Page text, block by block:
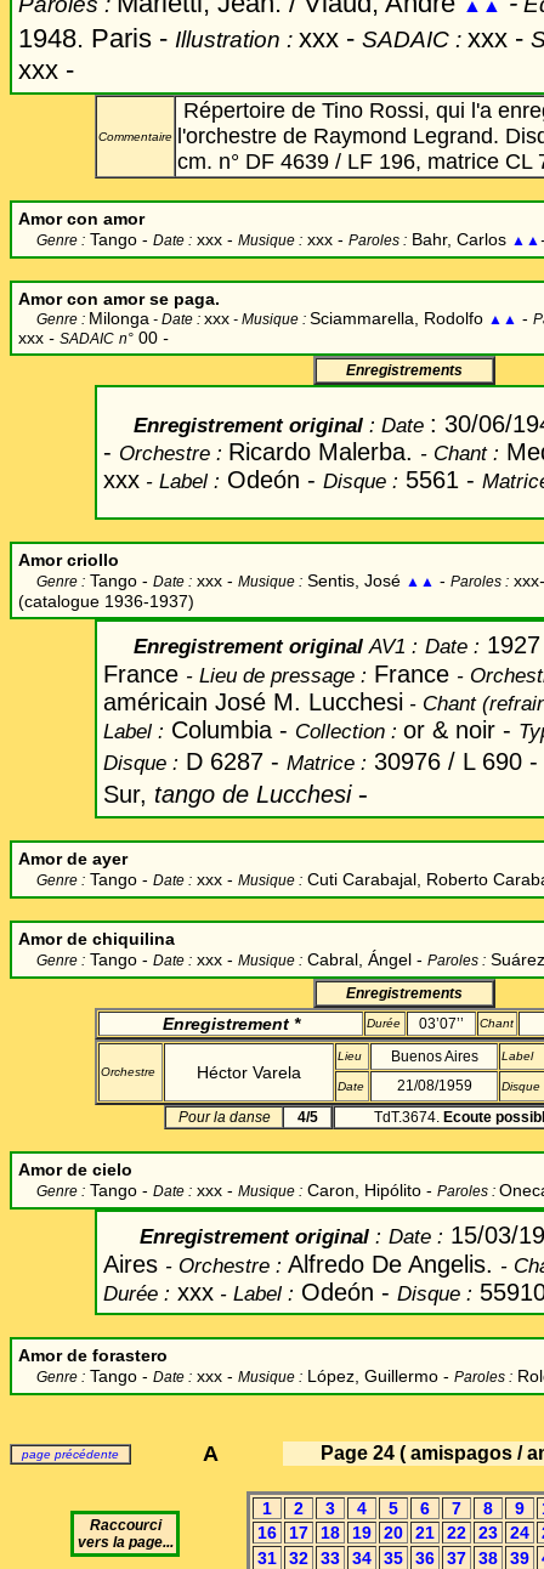
▲▲
1948. Paris - Illustration : xxx - SADAIC : xxx -
xxx -
Commentaire
Répertoire de Tino Rossi, qui l'a
l'orchestre de Raymond Legrand.
cm. n° DF 4639 / LF 196, matrice CL
Amor con amor
Genre : Tango - Date : xxx - Musique : xxx - Paroles : Bahr, Carlos ▲▲
Amor con amor se paga.
Genre : Milonga - Date : xxx - Musique : Sciammarella, Rodolfo ▲▲ -
xxx - SADAIC n° 00 -
Enregistrements
Enregistrement original : Date : 30/06/
- Orchestre : Ricardo Malerba. - Chant:
xxx - Label : Odeón - Disque : 5561 -
Amor criollo
Genre : Tango - Date : xxx - Musique : Sentis, José ▲▲ - Paroles : xxx-
(catalogue 1936-1937)
Enregistrement originalAV1 : Date : 1927
France - Lieu de pressage : France -
américain José M. Lucchesi - Chant
Label : Columbia - Collection : or & noir -
Disque : D 6287 - Matrice : 30976 / L 690 -
Sur, tango de Lucchesi -
Amor de ayer
Genre : Tango - Date : xxx - Musique : Cuti Carabajal, Roberto
Amor de chiquilina
Genre : Tango - Date : xxx - Musique : Cabral, Ángel - Paroles :
Enregistrements
Enregistrement * Durée 03’07’’ Chant
Orchestre Héctor Varela
Lieu Buenos Aires Label
Date 21/08/1959 Disque
Pour la danse 4/5 TdT.3674. Ecoute
Amor de cielo
Genre : Tango - Date : xxx - Musique : Caron, Hipólito - Paroles :
Enregistrement original : Date : 15/03/
Aires - Orchestre : Alfredo De Angelis. -
Durée : xxx - Label : Odeón - Disque :
Amor de forastero
Genre : Tango - Date : xxx - Musique : López , Guillermo - Paroles :
page précédente A Page 24 ( amispagos /
Raccourci
vers la page...
1 2 3 4 5 6 7 8 9
16
17 18 19 20 21 22 23 24
31
32 33 34 35 36 37 38 39